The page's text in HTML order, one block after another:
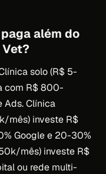
além do
solo (R$ 5-
com R$ 800-
Ads. Clínica
mês) investe R$
Google e 20-30%
mês) investe R$
ou rede multi-